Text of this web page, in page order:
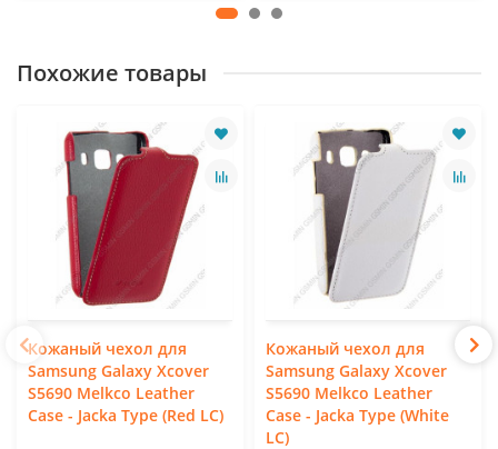
Похожие товары
Кожаный чехол для
Samsung Galaxy Xcover
S5690 Melkco Leather
Case - Jacka Type (Red LC)
Кожаный чехол для
Samsung Galaxy Xcover
S5690 Melkco Leather
Case - Jacka Type (White
LC)